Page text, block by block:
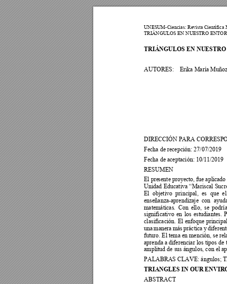
UNESUM-Ciencias: Revista Científica
TRIÁNGULOS EN NUESTRO ENT
TRIÁNGULOS EN
AUTORES: Erika María
DIRECCIÓN PARA
Fecha de recepción: 27/07/2019
Fecha de aceptación: 10/11/2019
RESUMEN
El presente proyecto, fue aplicado
Unidad Educativa “Mariscal
El objetivo principal, es que
enseñanza-aprendizaje con
matemáticas. Con ello, se
significativo en los estudiantes.
clasificación. El enfoque
una manera más práctica y
futuro. El tema en mención, se re
aprenda a diferenciar los tipos de
amplitud de sus ángulos, con el
PALABRAS CLAVE: ángulos;
TRIANGLES IN OUR
ABSTRACT